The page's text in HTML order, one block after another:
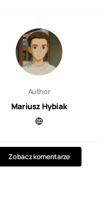
Author
Mariusz Hybiak
Zobacz komentarze